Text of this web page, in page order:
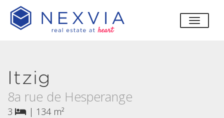
Itzig
8a rue de Hesperange
3 | 134 m²